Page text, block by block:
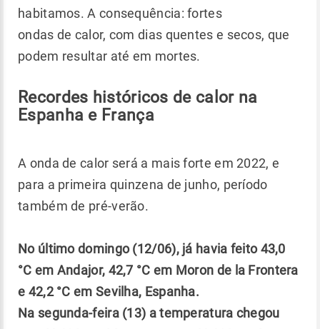
habitamos. A consequência: fortes
ondas de calor, com dias quentes e secos, que
podem resultar até em mortes.
Recordes históricos de calor na
Espanha e França
A onda de calor será a mais forte em 2022, e
para a primeira quinzena de junho, período
também de pré-verão.
No último domingo (12/06), já havia feito 43,0
°C em Andajor, 42,7 °C em Moron de la Frontera
e 42,2 °C em Sevilha, Espanha.
Na segunda-feira (13) a temperatura chegou